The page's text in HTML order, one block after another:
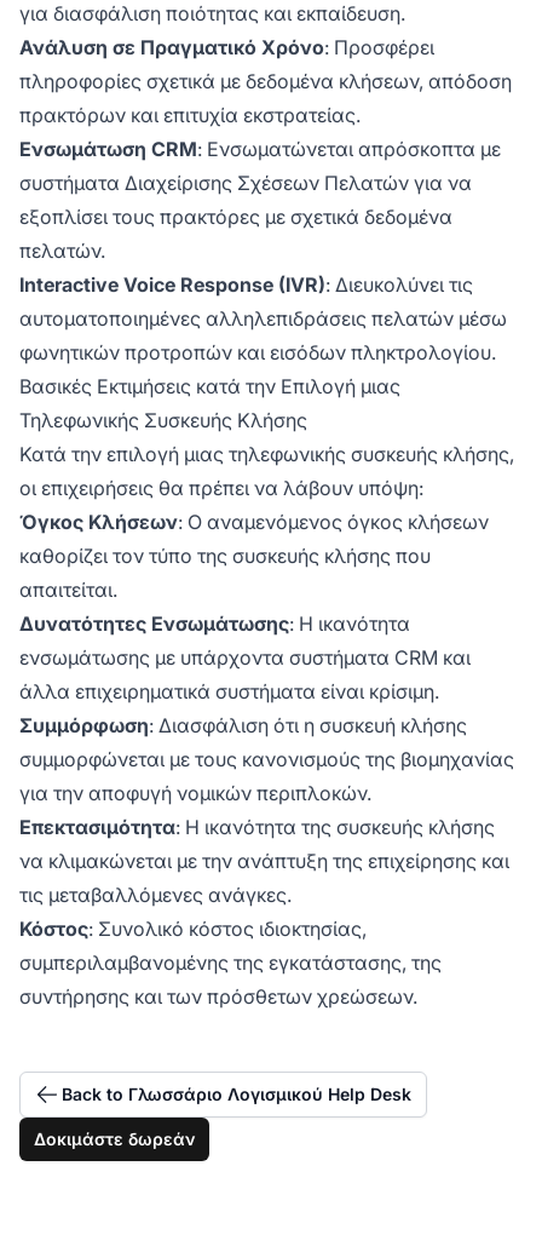
για διασφάλιση ποιότητας και εκπαίδευση.
Ανάλυση σε Πραγματικό Χρόνο: Προσφέρει
πληροφορίες σχετικά με δεδομένα κλήσεων, απόδοση
πρακτόρων και επιτυχία εκστρατείας.
Ενσωμάτωση CRM: Ενσωματώνεται απρόσκοπτα με
συστήματα Διαχείρισης Σχέσεων Πελατών για να
εξοπλίσει τους πρακτόρες με σχετικά δεδομένα
πελατών.
Interactive Voice Response (IVR): Διευκολύνει τις
αυτοματοποιημένες αλληλεπιδράσεις πελατών μέσω
φωνητικών προτροπών και εισόδων πληκτρολογίου.
Βασικές Εκτιμήσεις κατά την Επιλογή μιας
Τηλεφωνικής Συσκευής Κλήσης
Κατά την επιλογή μιας τηλεφωνικής συσκευής κλήσης,
οι επιχειρήσεις θα πρέπει να λάβουν υπόψη:
Όγκος Κλήσεων: Ο αναμενόμενος όγκος κλήσεων
καθορίζει τον τύπο της συσκευής κλήσης που
απαιτείται.
Δυνατότητες Ενσωμάτωσης: Η ικανότητα
ενσωμάτωσης με υπάρχοντα συστήματα CRM και
άλλα επιχειρηματικά συστήματα είναι κρίσιμη.
Συμμόρφωση: Διασφάλιση ότι η συσκευή κλήσης
συμμορφώνεται με τους κανονισμούς της βιομηχανίας
για την αποφυγή νομικών περιπλοκών.
Επεκτασιμότητα: Η ικανότητα της συσκευής κλήσης
να κλιμακώνεται με την ανάπτυξη της επιχείρησης και
τις μεταβαλλόμενες ανάγκες.
Κόστος: Συνολικό κόστος ιδιοκτησίας,
συμπεριλαμβανομένης της εγκατάστασης, της
συντήρησης και των πρόσθετων χρεώσεων.
Back to Γλωσσάριο Λογισμικού Help Desk
Δοκιμάστε δωρεάν